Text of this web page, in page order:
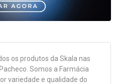
os produtos da Skala nas
Somos a Farmácia
variedade e qualidade do